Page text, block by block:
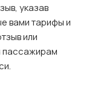
указав
вами тарифы и
или
пассажирам